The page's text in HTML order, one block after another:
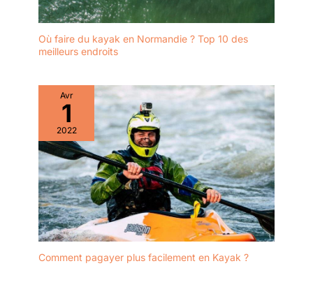
Où faire du kayak en Normandie ? Top 10 des
meilleurs endroits
Avr
1
2022
Comment pagayer plus facilement en Kayak ?